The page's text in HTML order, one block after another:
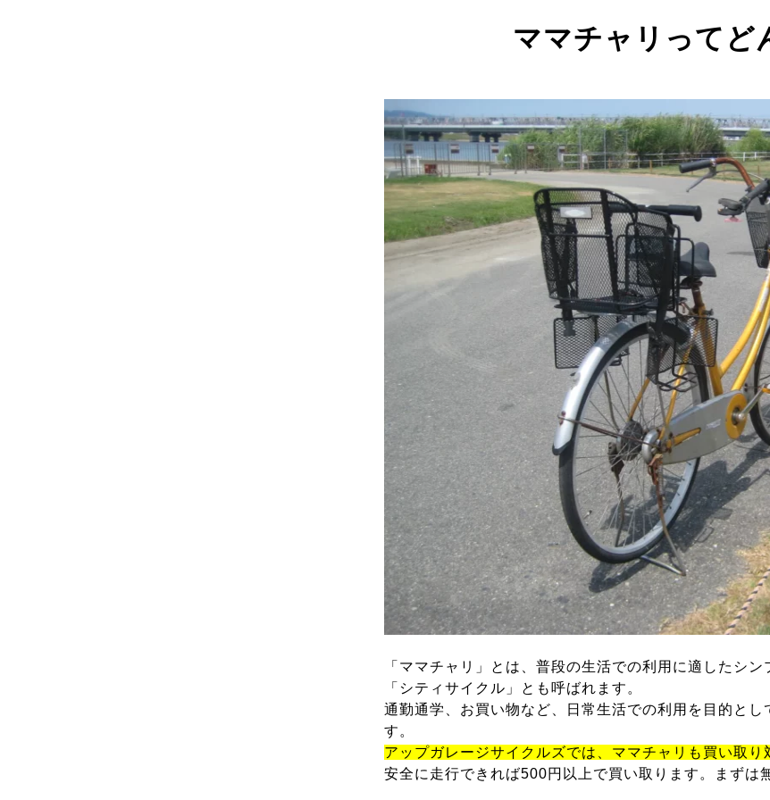
ママチャリってど
「ママチャリ」とは、普段の生活での利用に適したシ
「シティサイクル」とも呼ばれます。
通勤通学、お買い物など、日常生活での利用を目的と
す。
アップガレージサイクルズでは、ママチャリも買い取り
安全に走行できれば500円以上で買い取ります。まずは